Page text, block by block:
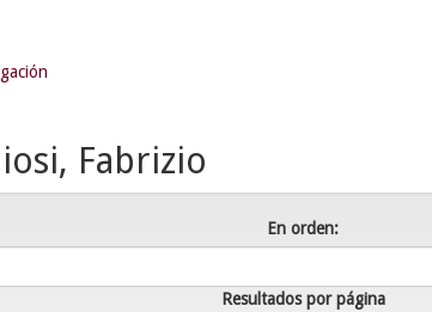
Fabrizio
En orden:
Resultados por página